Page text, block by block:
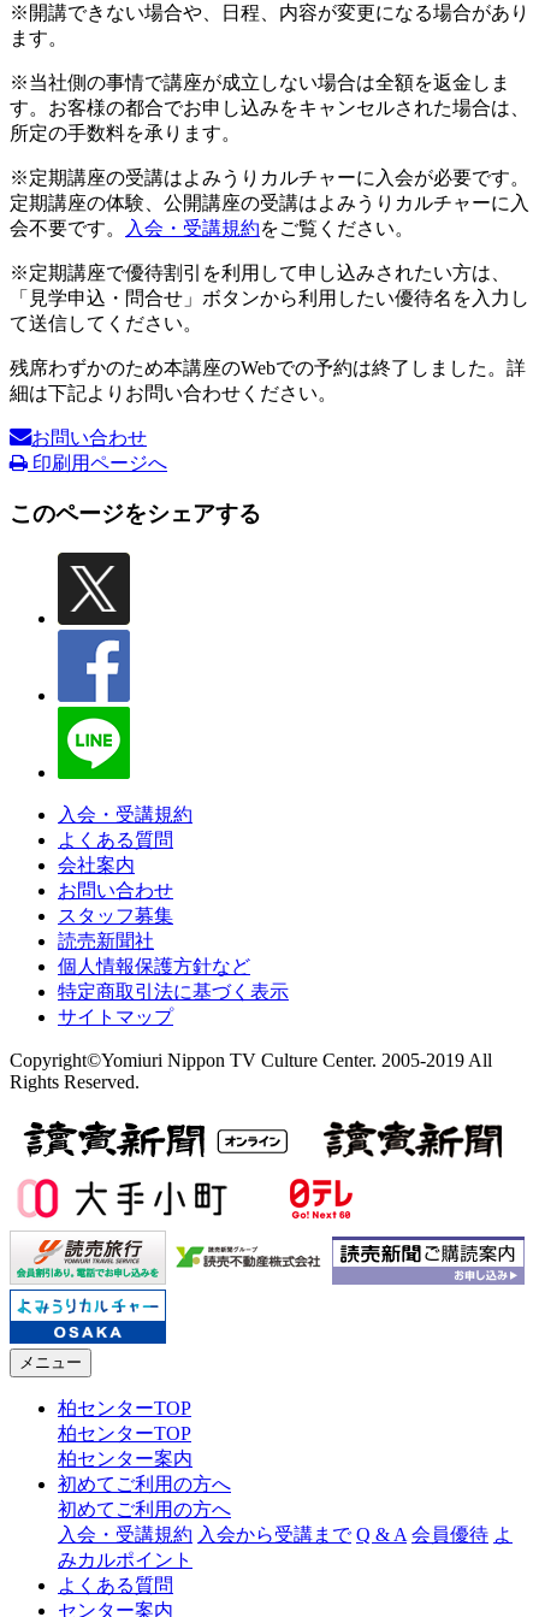
※開講できない場合や、日程、内容が変更になる場合があり
ます。
※当社側の事情で講座が成立しない場合は全額を返金しま
す。お客様の都合でお申し込みをキャンセルされた場合は、
所定の手数料を承ります。
※定期講座の受講はよみうりカルチャーに入会が必要です。
定期講座の体験、公開講座の受講はよみうりカルチャーに入
会不要です。
入会・受講規約をご覧ください。
※定期講座で優待割引を利用して申し込みされたい方は、
「見学申込・問合せ」ボタンから利用したい優待名を入力し
て送信してください。
残席わずかのため本講座のWebでの予約は終了しました。詳
細は下記よりお問い合わせください。
お問い合わせ
印刷用ページへ
このページをシェアする
入会・受講規約
よくある質問
会社案内
お問い合わせ
スタッフ募集
読売新聞社
個人情報保護方針など
特定商取引法に基づく表示
サイトマップ
Copyright©Yomiuri Nippon TV Culture Center. 2005-2019 All
Rights Reserved.
メニュー
柏センターTOP
柏センターTOP
柏センター案内
初めてご利用の方へ
初めてご利用の方へ
入会・受講規約 入会から受講まで Q & A 会員優待 よ
みカルポイント
よくある質問
センター案内